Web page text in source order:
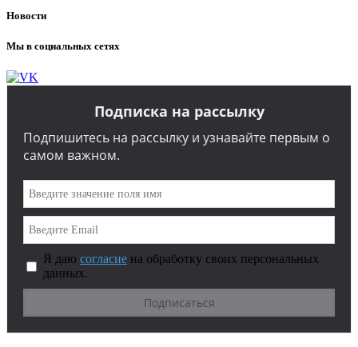
Новости
Мы в социальных сетях
Подписка на рассылку
Подпишитесь на рассылку и узнавайте первым о
самом важном.
Я даю согласие на обработку своих персональных
данных.